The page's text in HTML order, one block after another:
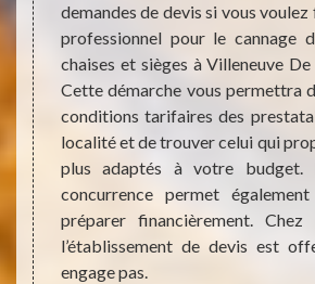
de
est
les
vous
sont
demandes de devis si vous voulez
professionnel pour le cannage
chaises et sièges à Villeneuve
Cette démarche vous permettra
conditions tarifaires des
localité et de trouver celui qui
plus adaptés à votre budget.
concurrence permet
préparer financièrement. Chez
l’établissement de devis est
engage pas.